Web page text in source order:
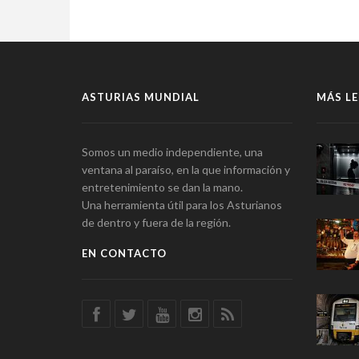
ASTURIAS MUNDIAL
Somos un medio independiente, una
ventana al paraíso, en la que información y
entretenimiento se dan la mano.
Una herramienta útil para los Asturianos
de dentro y fuera de la región.
EN CONTACTO
MÁS